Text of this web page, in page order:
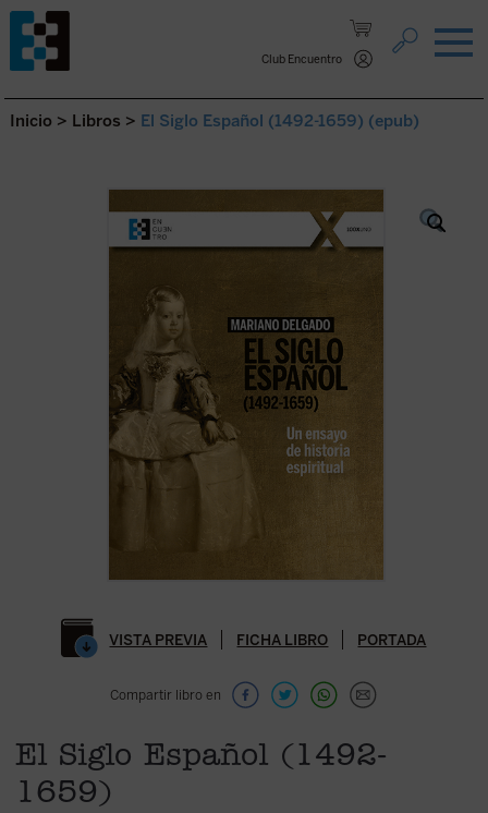
Club Encuentro
Saltar al contenido.
Inicio > Libros > El Siglo Español (1492-1659) (epub)
VISTA PREVIA FICHA LIBRO PORTADA
Compartir libro en
El Siglo Español (1492-
1659)